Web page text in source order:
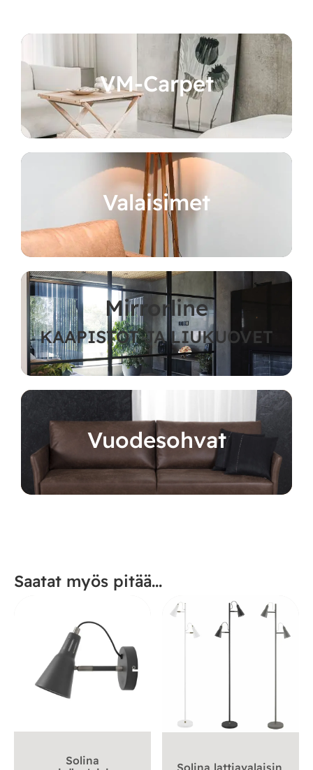
VM-Carpet
Valaisimet
Mirrorline
KAAPISTOT JA LIUKUOVET
Vuodesohvat
Saatat myös pitää...
Solina
Solina lattiavalaisin,